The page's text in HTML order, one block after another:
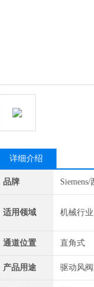
详细介绍
品牌
适用领域 机械行
通道位置 直角式
产品用途 驱动风